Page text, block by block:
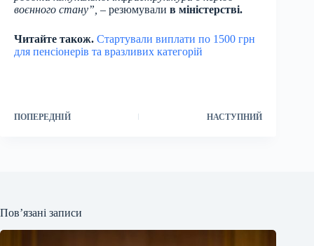
воєнного стану”, – резюмували в міністерстві.
Читайте також. Стартували виплати по 1500 грн
для пенсіонерів та вразливих категорій
ПОПЕРЕДНІЙ НАСТУПНИЙ
Пов’язані записи